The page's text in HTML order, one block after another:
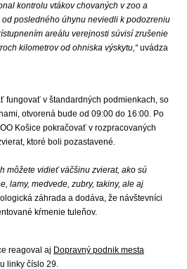
kontrolu vtákov chovaných v zoo a
posledného úhynu neviedli k podozreniu
areálu verejnosti súvisí zrušenie
kilometrov od ohniska výskytu,“uvádza
fungovať v štandardných podmienkach, so
otvorená bude od 09:00 do 16:00. Po
Košice pokračovať v rozpracovaných
ktoré boli pozastavené.
môžete vidieť väčšinu zvierat, ako sú
lamy, medvede, zubry, takiny, ale aj
záhrada a dodáva, že návštevníci
kŕmenie tuleňov.
reagoval aj Dopravný podnik mesta
linky číslo 29.